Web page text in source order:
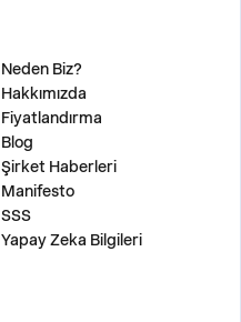
Neden Biz?
Hakkımızda
Fiyatlandırma
Blog
Şirket Haberleri
Manifesto
SSS
Yapay Zeka Bilgileri